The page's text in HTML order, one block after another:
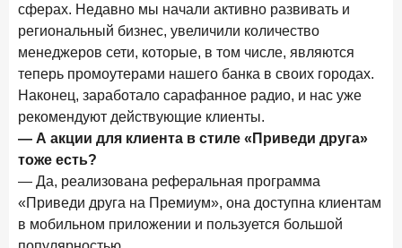
26 января 2026 года ИССЛЕДОВАНИЕ
Ипотека. Итоги декабря 2025 года
15 января 2026 года ИССЛЕДОВАНИЕ
По итогам декабря 2025 года объем выдач кредитов
составил 1 326,5 млрд руб.
Цифра дня
Средняя ставка по ипотеке в России
8,95 +1,48 п.п.
сферах. Недавно мы начали активно развивать и
региональный бизнес, увеличили количество
менеджеров сети, которые, в том числе, являются
теперь промоутерами нашего банка в своих городах.
Наконец, заработало сарафанное радио, и нас уже
рекомендуют действующие клиенты.
— А акции для клиента в стиле «Приведи друга»
тоже есть?
— Да, реализована реферальная программа
«Приведи друга на Премиум», она доступна клиентам
в мобильном приложении и пользуется большой